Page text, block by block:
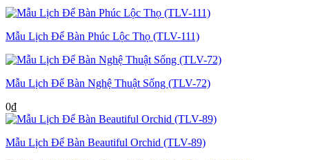
Mẫu Lịch Để Bàn Phúc Lộc Thọ (TLV-111)
Mẫu Lịch Để Bàn Nghệ Thuật Sống (TLV-72)
0₫
Mẫu Lịch Để Bàn Beautiful Orchid (TLV-89)